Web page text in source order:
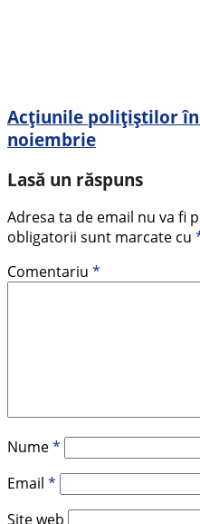
Acțiunile polițiștilor în
noiembrie
Lasă un răspuns
Adresa ta de email nu va fi
obligatorii sunt marcate cu
Comentariu *
Nume*
Email *
Site web